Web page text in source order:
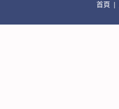
首頁 |